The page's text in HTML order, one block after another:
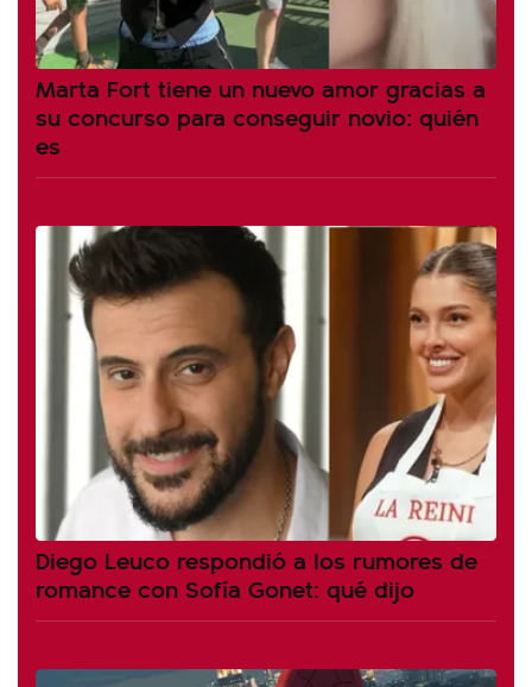
Marta Fort tiene un nuevo amor gracias a
su concurso para conseguir novio: quién
es
Diego Leuco respondió a los rumores de
romance con Sofía Gonet: qué dijo